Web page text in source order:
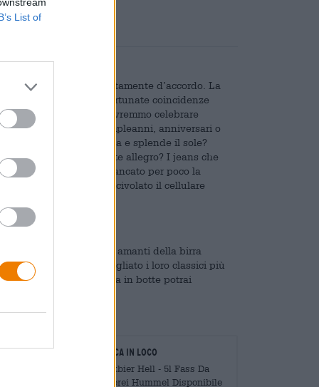
List of
e noi siamo assolutamente d’accordo. La
giorni di pioggia e sfortunate coincidenze
qualcosa di bello, dovremmo celebrare
grandi feste come compleanni, anniversari o
È metà settimana e splende il sole?
umore particolarmente allegro? I jeans che
scarpe nuove e hai mancato per poco la
prossima visita? Ti è scivolato il cellulare
birrificio Hummel: gli amanti della birra
e hanno quindi imbottigliato i loro classici più
buona birra della festa in botte potrai
Verifica in loco
È Festbier Hell - 5l Fass Da
Brauerei Hummel Disponibile